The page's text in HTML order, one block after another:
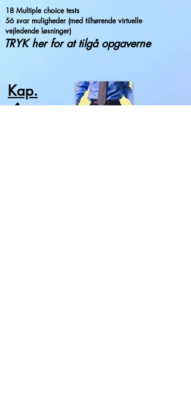
18 Multiple choice tests
56 svar muligheder (med tilhørende virtuelle
vejledende løsninger)
TRYK her for at tilgå opgaverne
Kap.
6